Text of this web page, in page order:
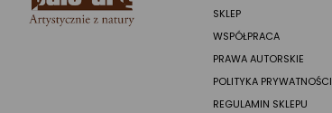
SKLEP
WSPÓŁPRACA
PRAWA AUTORSKIE
POLITYKA PRYWATNOŚCI
REGULAMIN SKLEPU